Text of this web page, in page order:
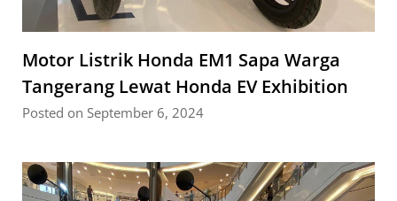
Motor Listrik Honda EM1 Sapa Warga
Tangerang Lewat Honda EV Exhibition
Posted on September 6, 2024